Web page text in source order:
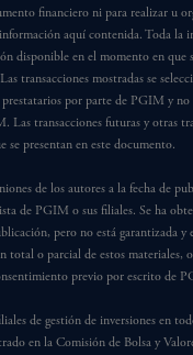
financiero ni para realizar u
aquí contenida. Toda la
disponible en el momento en que
transacciones mostradas se
prestatarios por parte de PGIM y no
Las transacciones futuras y otras
se presentan en este documento.
de los autores a la fecha de
de PGIM o sus filiales. Se ha
pero no está garantizada y
total o parcial de estos materiales,
previo por escrito de
de gestión de inversiones en
en la Comisión de Bolsa y